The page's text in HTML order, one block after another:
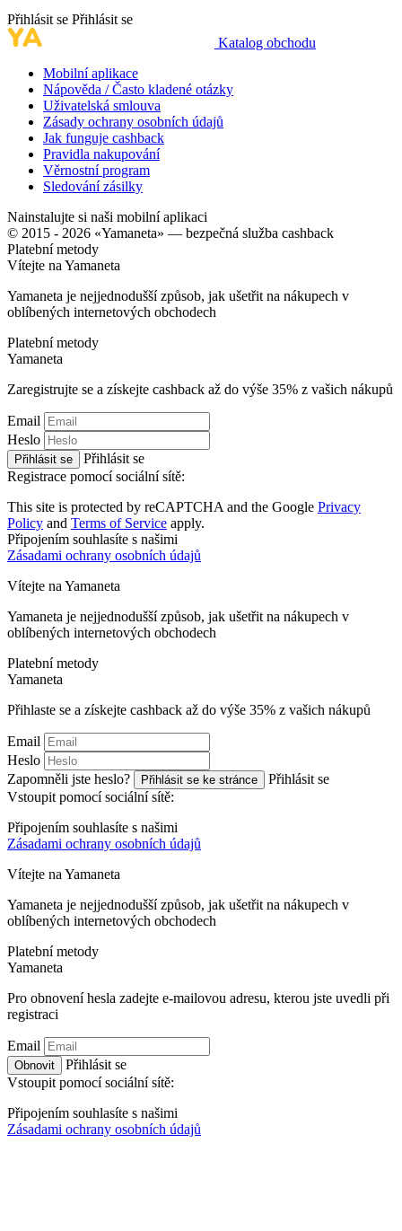
Přihlásit se Přihlásit se
Katalog obchodu
Mobilní aplikace
Nápověda / Často kladené otázky
Uživatelská smlouva
Zásady ochrany osobních údajů
Jak funguje cashback
Pravidla nakupování
Věrnostní program
Sledování zásilky
Nainstalujte si naši mobilní aplikaci
© 2015 - 2026 «Yamaneta» — bezpečná služba cashback
Platební metody
Vítejte na Yamaneta
Yamaneta je nejjednodušší způsob, jak ušetřit na nákupech v
oblíbených internetových obchodech
Platební metody
Yamaneta
Zaregistrujte se a získejte cashback až do výše 35% z vašich nákupů
Email
Heslo
Přihlásit se
Přihlásit se
Registrace pomocí sociální sítě:
This site is protected by reCAPTCHA and the Google Privacy
Policy and Terms of Service apply.
Připojením souhlasíte s našimi
Zásadami ochrany osobních údajů
Vítejte na Yamaneta
Yamaneta je nejjednodušší způsob, jak ušetřit na nákupech v
oblíbených internetových obchodech
Platební metody
Yamaneta
Přihlaste se a získejte cashback až do výše 35% z vašich nákupů
Email
Heslo
Zapomněli jste heslo?
Přihlásit se ke stránce
Přihlásit se
Vstoupit pomocí sociální sítě:
Připojením souhlasíte s našimi
Zásadami ochrany osobních údajů
Vítejte na Yamaneta
Yamaneta je nejjednodušší způsob, jak ušetřit na nákupech v
oblíbených internetových obchodech
Platební metody
Yamaneta
Pro obnovení hesla zadejte e-mailovou adresu, kterou jste uvedli při
registraci
Email
Obnovit
Přihlásit se
Vstoupit pomocí sociální sítě:
Připojením souhlasíte s našimi
Zásadami ochrany osobních údajů